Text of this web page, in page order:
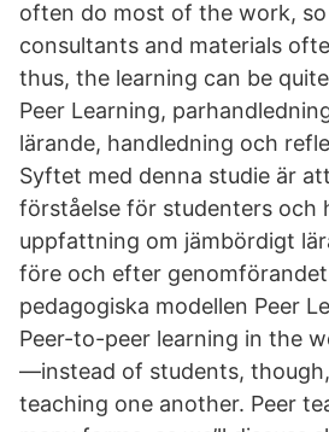
often do most of the work,
consultants and materials
thus, the learning can be
Peer Learning,
lärande, handledning och
Syftet med denna studie är
förståelse för studenters och
uppfattning om jämbördigt
före och efter
pedagogiska modellen Peer
Peer-to-peer learning in the
—instead of students, though,
teaching one another. Peer